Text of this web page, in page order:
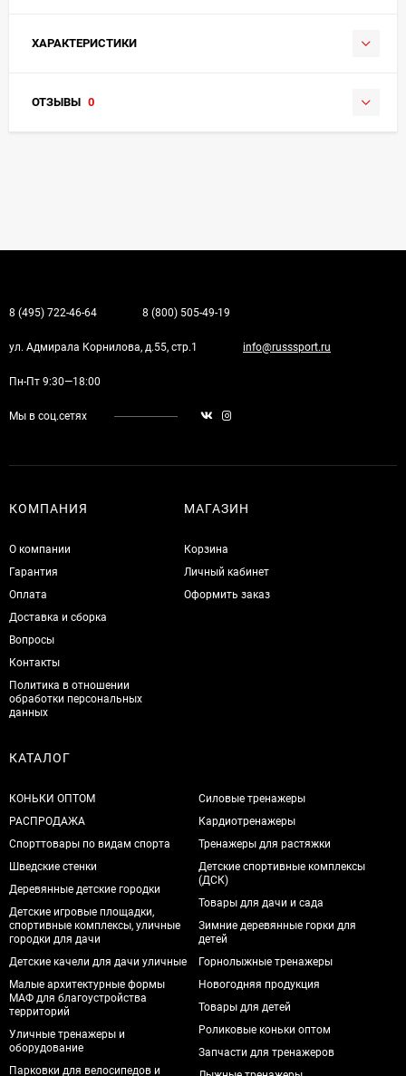
ХАРАКТЕРИСТИКИ
ОТЗЫВЫ 0
8 (495) 722-46-64 8 (800) 505-49-19
ул. Адмирала Корнилова, д.55, стр.1 info@russsport.ru
Пн-Пт 9:30—18:00
Мы в соц.сетях
КОМПАНИЯ
О компании
Гарантия
Оплата
Доставка и сборка
Вопросы
Контакты
Политика в отношении
обработки персональных
данных
МАГАЗИН
Корзина
Личный кабинет
Оформить заказ
КАТАЛОГ
КОНЬКИ ОПТОМ
РАСПРОДАЖА
Спорттовары по видам спорта
Шведские стенки
Деревянные детские городки
Детские игровые площадки,
спортивные комплексы, уличные
городки для дачи
Детские качели для дачи уличные
Малые архитектурные формы
МАФ для благоустройства
территорий
Уличные тренажеры и
оборудование
Парковки для велосипедов и
Силовые тренажеры
Кардиотренажеры
Тренажеры для растяжки
Детские спортивные комплексы
(ДСК)
Товары для дачи и сада
Зимние деревянные горки для
детей
Горнолыжные тренажеры
Новогодняя продукция
Товары для детей
Роликовые коньки оптом
Запчасти для тренажеров